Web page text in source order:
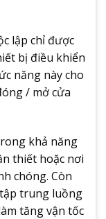
lập chỉ được
bị điều khiển
năng này cho
/ mở cửa
khả năng
thiết hoặc nơi
chóng. Còn
trung luồng
tăng vận tốc